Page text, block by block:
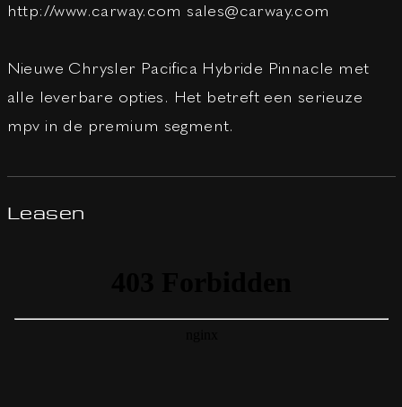
http://www.carway.com sales@carway.com
Nieuwe Chrysler Pacifica Hybride Pinnacle met
alle leverbare opties. Het betreft een serieuze
mpv in de premium segment.
Leasen